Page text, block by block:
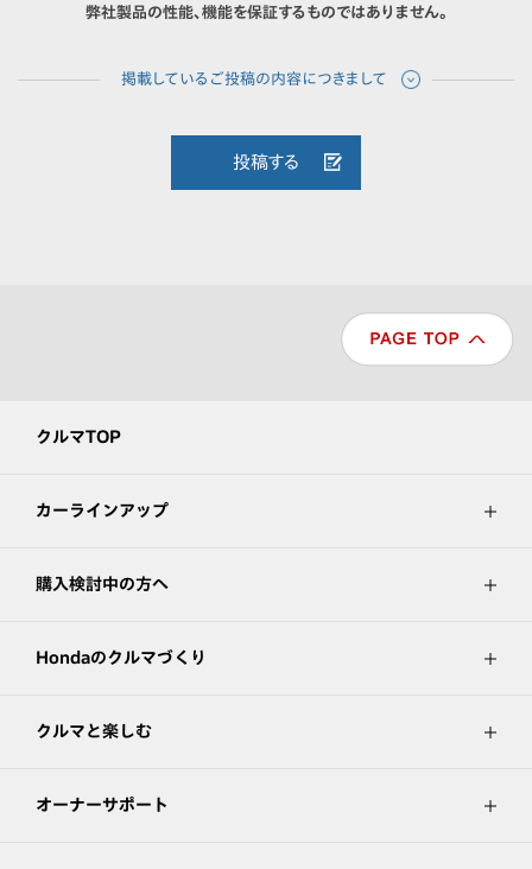
弊社製品の性能、機能を保証するものではありません。
投稿する
クルマTOP
カーラインアップ
購入検討中の方へ
Hondaのクルマづくり
クルマと楽しむ
オーナーサポート